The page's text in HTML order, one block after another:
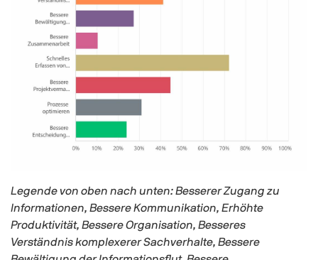
Legende von oben nach unten: Besserer Zugang zu
Informationen, Bessere Kommunikation, Erhöhte
Produktivität, Bessere Organisation, Besseres
Verständnis komplexerer Sachverhalte, Bessere